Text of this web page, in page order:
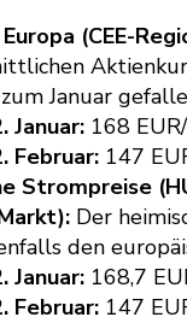
(CEE-
Januar
Januar: 168
Februar: 147
Strompreise
Der
den
Januar: 168,7
Februar: 147